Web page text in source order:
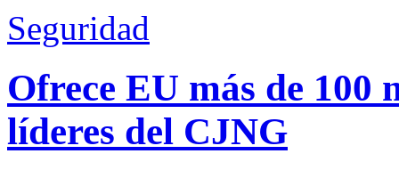
Seguridad
Ofrece EU más de 100
líderes del CJNG